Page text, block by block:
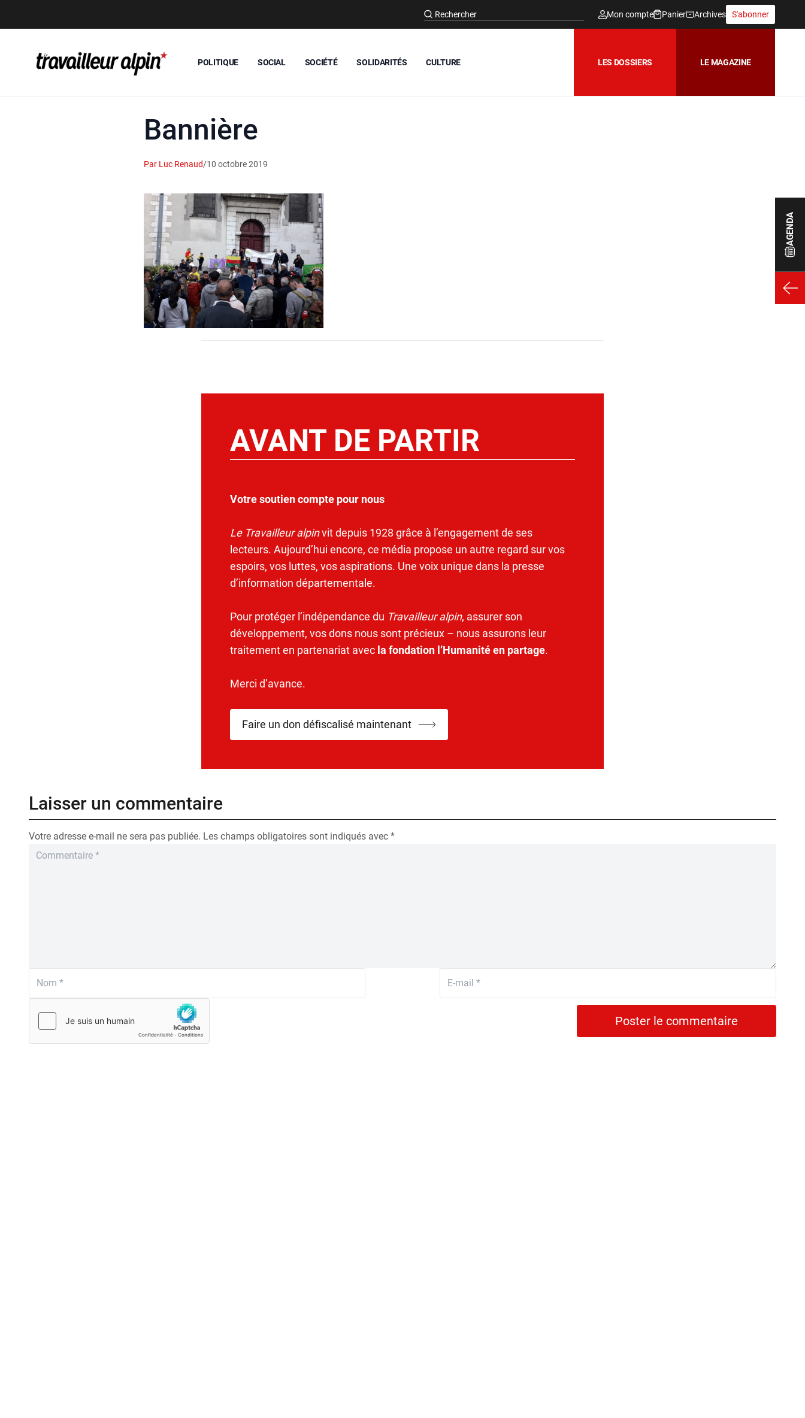
AGENDA
Mon compte Panier Archives S'abonner
POLITIQUE SOCIAL SOCIÉTÉ SOLIDARITÉS CULTURE LES DOSSIERS LE MAGAZINE
Bannière
Par Luc Renaud/10 octobre 2019
AVANT DE PARTIR
Votre soutien compte pour nous
Le Travailleur alpinvit depuis 1928 grâce à l’engagement de ses
lecteurs. Aujourd’hui encore, ce média propose un autre regard sur vos
espoirs, vos luttes, vos aspirations. Une voix unique dans la presse
d’information départementale.
Pour protéger l’indépendance du Travailleur alpin, assurer son
développement, vos dons nous sont précieux – nous assurons leur
traitement en partenariat avec la fondation l’Humanité en partage.
Merci d’avance.
Faire un don défiscalisé maintenant
Laisser un commentaire
Votre adresse e-mail ne sera pas publiée. Les champs obligatoires sont indiqués avec *